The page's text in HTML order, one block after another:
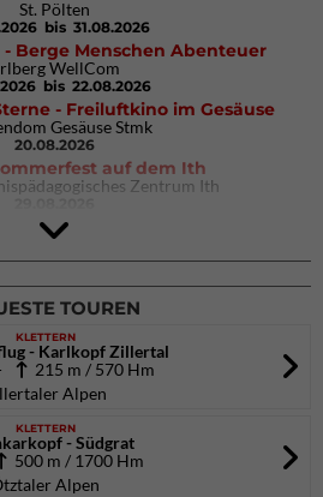
St. Pölten
bis 31.08.2026
Berge Menschen Abenteuer
WellCom
bis 22.08.2026
- Freiluftkino im Gesäuse
Gesäuse Stmk
20.08.2026
auf dem Ith
Zentrum Ith
KIDS 2026
München Süd (Thalkirchen)
TOUREN
KLETTERN
- Karlkopf Zillertal
215 m / 570 Hm
Alpen
KLETTERN
- Südgrat
500 m / 1700 Hm
Alpen